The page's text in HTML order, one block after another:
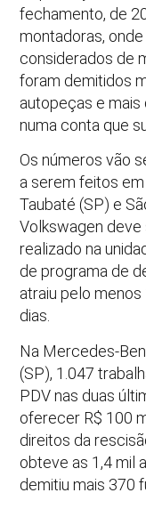
fechamento, de
montadoras,
considerados de
foram demitidos
autopeças e mais
numa conta que
Os números vão
a serem feitos
Taubaté (SP) e
Volkswagen
realizado na
de programa de
atraiu pelo
dias.
Na Mercedes-
(SP), 1.047
PDV nas duas
oferecer R$ 100
direitos da
obteve as 1,4 mil
demitiu mais 370